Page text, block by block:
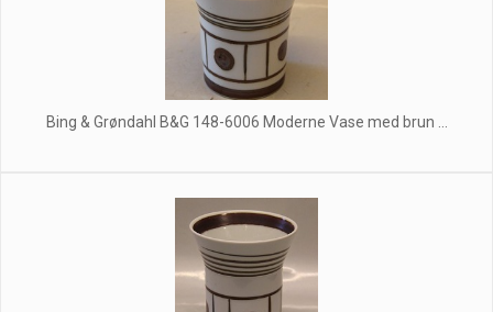
Bing & Grøndahl B&G 148-6006 Moderne Vase med brun ...